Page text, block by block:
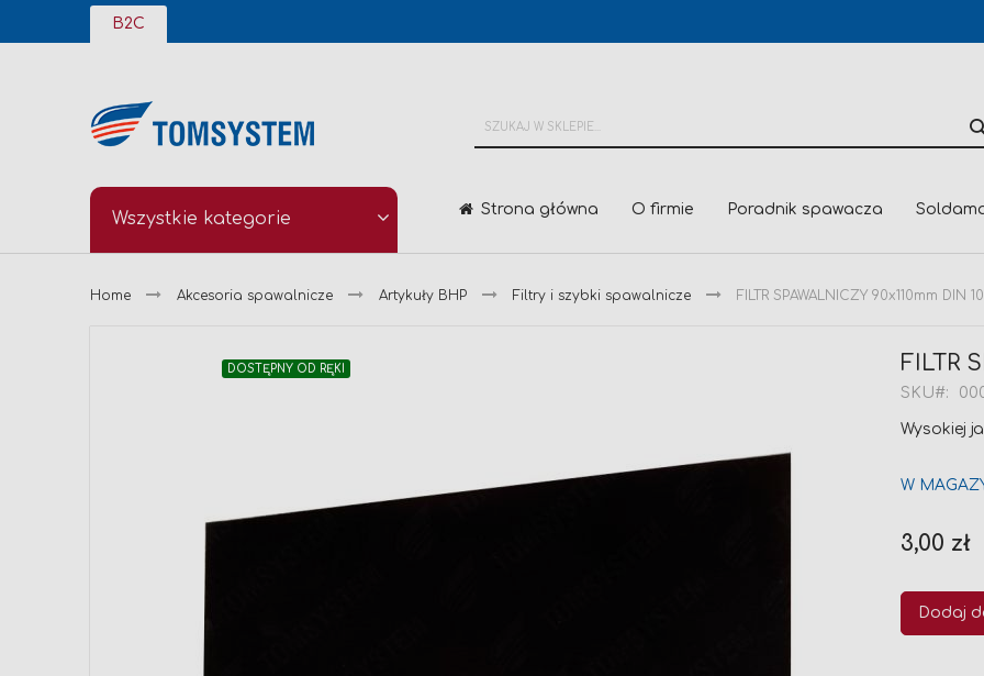
Przejdź
treści
B2C
Wszystkie kategorie Strona główna O firmie Poradnik spawacza
Home Akcesoria spawalnicze Artykuły BHP Filtry i szybki spawalnicze FILTR SPAWALNICZY 90x110mm DIN 10
DOSTĘPNY OD RĘKI FILTR
SKU
Wysokiej
W
3,00 zł
Dodaj